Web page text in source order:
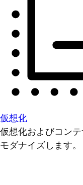
仮想化
仮想化およびコン
モダナイズします。